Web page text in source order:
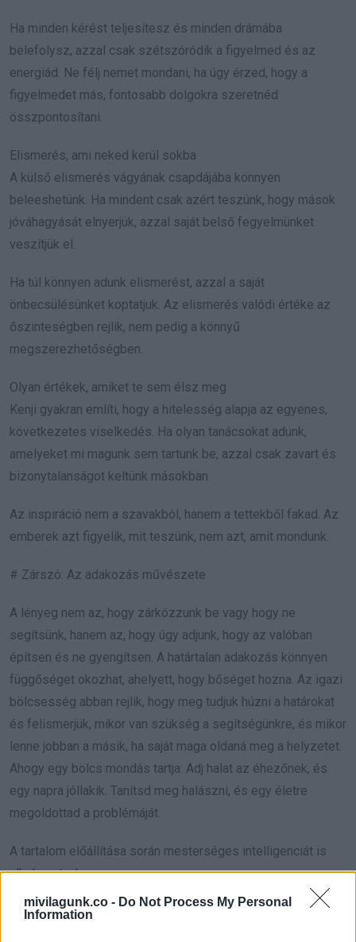
mivilagunk.co - Do Not Process My Personal
Information
Ha minden kérést teljesítesz és minden drámába
belefolysz, azzal csak szétszóródik a figyelmed és az
energiád. Ne félj nemet mondani, ha úgy érzed, hogy a
figyelmedet más, fontosabb dolgokra szeretnéd
összpontosítani.
Elismerés, ami neked kerül sokba
A külső elismerés vágyának csapdájába könnyen
beleeshetünk. Ha mindent csak azért teszünk, hogy mások
jóváhagyását elnyerjük, azzal saját belső fegyelmünket
veszítjük el.
Ha túl könnyen adunk elismerést, azzal a saját
önbecsülésünket koptatjuk. Az elismerés valódi értéke az
őszinteségben rejlik, nem pedig a könnyű
megszerezhetőségben.
Olyan értékek, amiket te sem élsz meg
Kenji gyakran említi, hogy a hitelesség alapja az egyenes,
következetes viselkedés. Ha olyan tanácsokat adunk,
amelyeket mi magunk sem tartunk be, azzal csak zavart és
bizonytalanságot keltünk másokban.
Az inspiráció nem a szavakból, hanem a tettekből fakad. Az
emberek azt figyelik, mit teszünk, nem azt, amit mondunk.
# Zárszó: Az adakozás művészete
A lényeg nem az, hogy zárkózzunk be vagy hogy ne
segítsünk, hanem az, hogy úgy adjunk, hogy az valóban
építsen és ne gyengítsen. A határtalan adakozás könnyen
függőséget okozhat, ahelyett, hogy bőséget hozna. Az igazi
bölcsesség abban rejlik, hogy meg tudjuk húzni a határokat
és felismerjük, mikor van szükség a segítségünkre, és mikor
lenne jobban a másik, ha saját maga oldaná meg a helyzetet.
Ahogy egy bölcs mondás tartja: Adj halat az éhezőnek, és
egy napra jóllakik. Tanítsd meg halászni, és egy életre
megoldottad a problémáját.
A tartalom előállítása során mesterséges intelligenciát is
alkalmaztunk.
Forrás: tudnodkell.info